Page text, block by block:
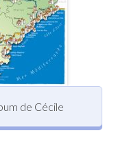
de Cécile